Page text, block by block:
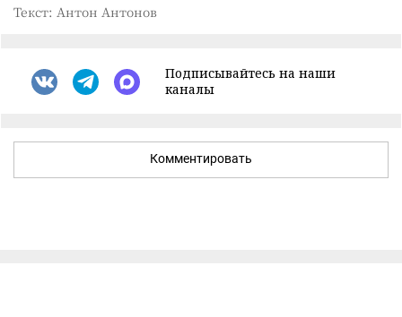
Текст: Антон Антонов
Подписывайтесь на наши
каналы
Комментировать